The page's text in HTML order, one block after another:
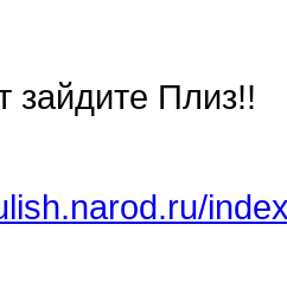
зайдите Плиз!!